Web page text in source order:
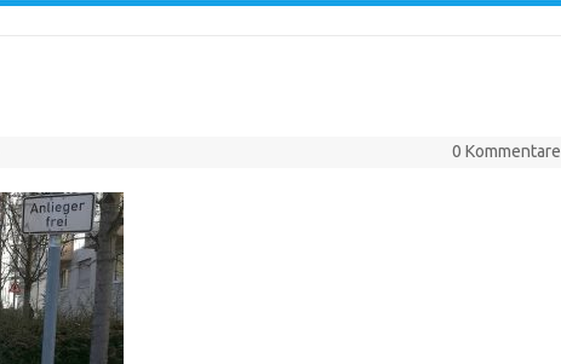
0 Kommentare